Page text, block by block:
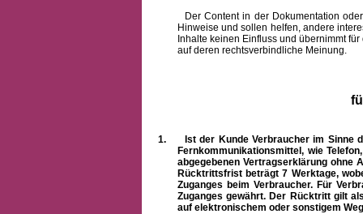
Der Content in der Dokumentation oder
Hinweise und sollen helfen, andere
Inhalte keinen Einfluss und übernimmt
auf deren rechtsverbindliche Meinung.
1.
Ist der Kunde Verbraucher im Sinne
Fernkommunikationsmittel, wie
abgegebenen Vertragserklärung ohne
Rücktrittsfrist beträgt 7 Werktage,
Zuganges beim Verbraucher. Für
Zuganges gewährt. Der Rücktritt gilt
auf elektronischem oder sonstigem